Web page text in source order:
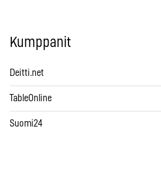
Kumppanit
Deitti.net
TableOnline
Suomi24